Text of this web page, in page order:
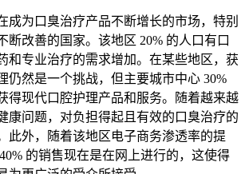
成为口臭治疗产品不断增长的市场，特别
断改善的国家。该地区 20% 的人口有口
和专业治疗的需求增加。在某些地区，获
仍然是一个挑战，但主要城市中心 30%
得现代口腔护理产品和服务。随着越来越
康问题，对负担得起且有效的口臭治疗的
此外，随着该地区电子商务渗透率的提
的销售现在是在网上进行的，这使得